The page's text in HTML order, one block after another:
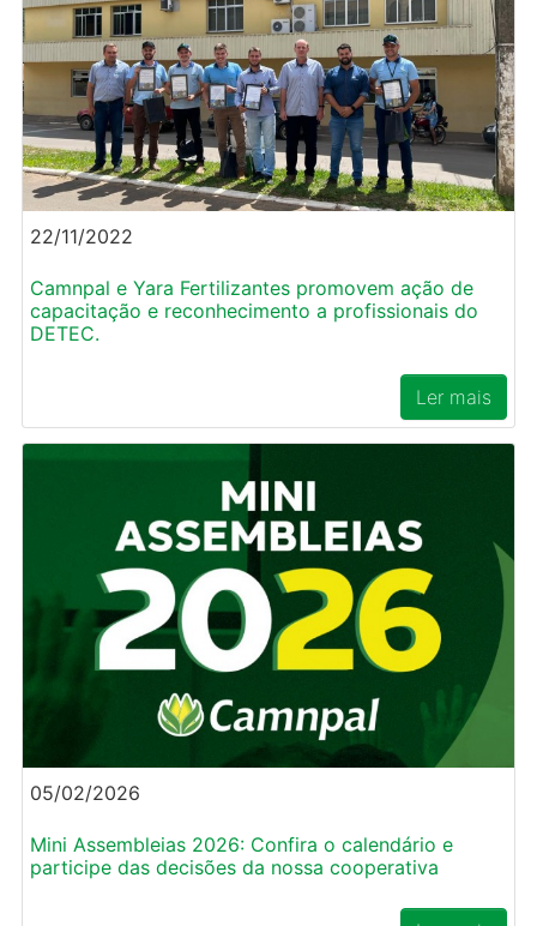
22/11/2022
Camnpal e Yara Fertilizantes promovem ação de
capacitação e reconhecimento a profissionais do
DETEC.
Ler mais
05/02/2026
Mini Assembleias 2026: Confira o calendário e
participe das decisões da nossa cooperativa